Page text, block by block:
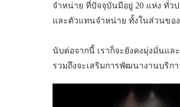
จำหน่าย ที่ปัจจุบันมีอยู่ 20 แห่ง ทั่ว
และตัวแทนจำหน่าย ทั้งในส่วนขอ
นับต่อจากนี้ เราก็จะยังคงมุ่งมั่นแ
รวมถึงจะเสริมการพัฒนางานบริก